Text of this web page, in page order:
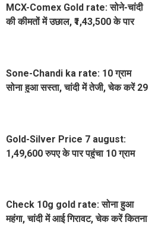
MCX-Comex Gold rate: सोने-चांदी
की कीमतों में उछाल, ₹1,43,500 के पार
Sone-Chandi ka rate: 10 ग्राम
सोना हुआ सस्ता, चांदी में तेजी, चेक करें 29
Gold-Silver Price 7 august:
1,49,600 रुपए के पार पहुंचा 10 ग्राम
Check 10g gold rate: सोना हुआ
महंगा, चांदी में आई गिरावट, चेक करें कितना